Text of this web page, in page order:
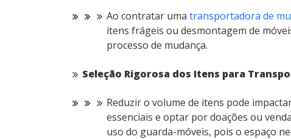
Ao contratar uma transportadora de
itens frágeis ou desmontagem de
processo de mudança.
Seleção Rigorosa dos Itens para
Reduzir o volume de itens pode
essenciais e optar por doações ou
uso do guarda-móveis, pois o espaço